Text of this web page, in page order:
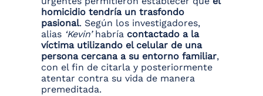
homicidio tendría un trasfondo
pasional. Según los investigadores,
alias ‘Kevin’habría contactado a la
víctima utilizando el celular de una
persona cercana a su entorno familiar,
con el fin de citarla y posteriormente
atentar contra su vida de manera
premeditada.